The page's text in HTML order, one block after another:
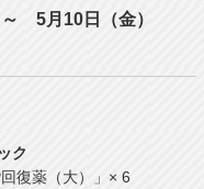
5月10日（金）
ク
復薬（大）」× 6